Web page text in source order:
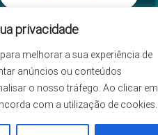
privacidade
melhorar a sua experiência de
anúncios ou conteúdos
o nosso tráfego. Ao clicar em
com a utilização de cookies.